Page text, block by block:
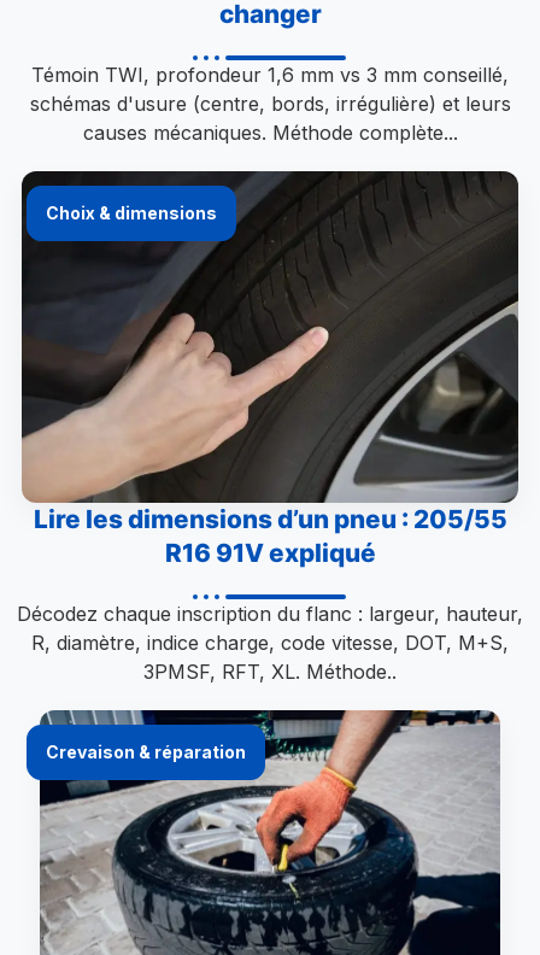
changer
Témoin TWI, profondeur 1,6 mm vs 3 mm conseillé,
schémas d'usure (centre, bords, irrégulière) et leurs
causes mécaniques. Méthode complète...
Choix & dimensions
Lire les dimensions d’un pneu : 205/55
R16 91V expliqué
Décodez chaque inscription du flanc : largeur, hauteur,
R, diamètre, indice charge, code vitesse, DOT, M+S,
3PMSF, RFT, XL. Méthode..
Crevaison & réparation